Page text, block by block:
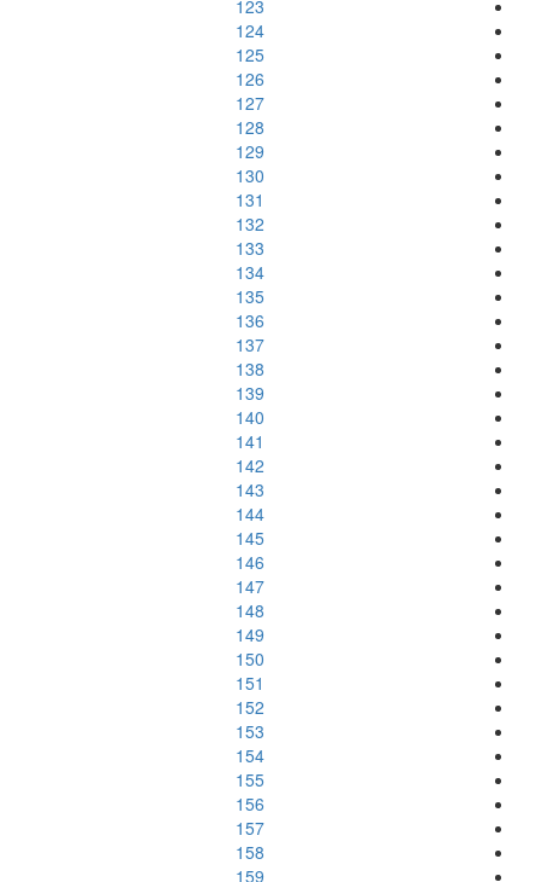
123
124
125
126
127
128
129
130
131
132
133
134
135
136
137
138
139
140
141
142
143
144
145
146
147
148
149
150
151
152
153
154
155
156
157
158
159